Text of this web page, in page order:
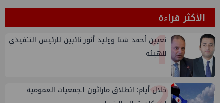
الأكثر قراءة1
تعيين أحمد شتا ووليد أنور نائبين للرئيس التنفيذي
للهيئة
خلال أيام: انطلاق ماراثون الجمعيات العمومية